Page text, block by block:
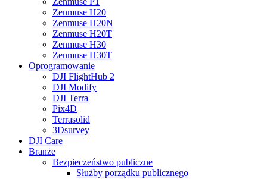
Zenmuse H20
Zenmuse H20N
Zenmuse H20T
Zenmuse H30
Zenmuse H30T
Oprogramowanie
DJI FlightHub 2
DJI Modify
DJI Terra
Pix4D
Terrasolid
3Dsurvey
DJI Care
Branże
Bezpieczeństwo publiczne
Służby porządku publicznego